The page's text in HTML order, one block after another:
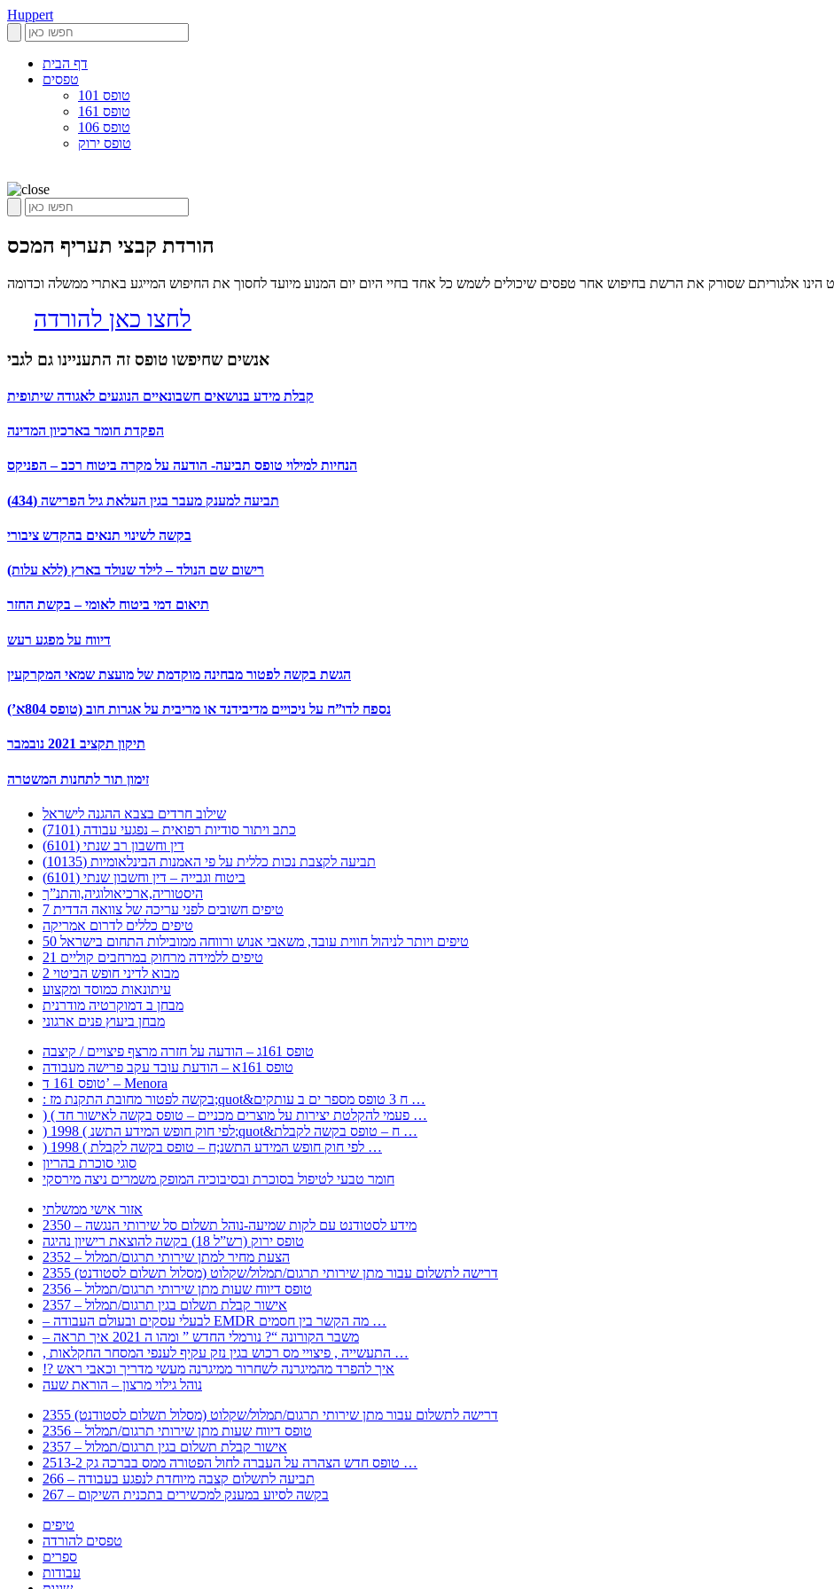
Huppert
דף הבית
טפסים
טופס 101
טופס 161
טופס 106
טופס ירוק
הורדת קבצי תעריף המכס
אלגוריתם שסורק את הרשת בחיפוש אחר טפסים שיכולים לשמש כל אחד בחיי היום יום המנוע מיועד לחסוך את החיפוש המייגע באתרי ממשלה וכדומה
לחצו כאן להורדה
אנשים שחיפשו טופס זה התעניינו גם לגבי
קבלת מידע בנושאים חשבונאיים הנוגעים לאגודה שיתופית
הפקדת חומר בארכיון המדינה
הנחיות למילוי טופס תביעה- הודעה על מקרה ביטוח רכב – הפניקס
תביעה למענק מעבר בגין העלאת גיל הפרישה (434)
בקשה לשינוי תנאים בהקדש ציבורי
רישום שם הנולד – לילד שנולד בארץ (ללא עלות)
תיאום דמי ביטוח לאומי – בקשת החזר
דיווח על מפגע רעש
הגשת בקשה לפטור מבחינה מוקדמת של מועצת שמאי המקרקעין
נספח לדו”ח על ניכויים מדיבידנד או מריבית על אגרות חוב (טופס 804א’)
תיקון תקציב 2021 נובמבר
זימון תור לתחנות המשטרה
שילוב חרדים בצבא ההגנה לישראל
כתב ויתור סודיות רפואית – נפגעי עבודה (7101)
דין וחשבון רב שנתי (6101)
תביעה לקצבת נכות כללית על פי האמנות הבינלאומיות (10135)
ביטוח וגבייה – דין וחשבון שנתי (6101)
היסטוריה,ארכיאולוגיה,והתנ”ך
7 טיפים חשובים לפני עריכה של צוואה הדדית
טיפים כללים לדרום אמריקה
50 טיפים ויותר לניהול חווית עובד, משאבי אנוש ורווחה ממובילות התחום בישראל
21 טיפים ללמידה מרחוק במרחבים קוליים
מבוא לדיני חופש הביטוי 2
עיתונאות כמוסד ומקצוע
מבחן ב דמוקרטיה מודרנית
מבחן ביעוץ פנים ארגוני
טופס 161ג – הודעה על חזרה מרצף פיצויים / קיצבה
טופס 161א – הודעת עובד עקב פרישה מעבודה
טופס 161 ד’ – Menora
: בקשה לפטור מחובת התקנת מז;quot&ח 3 טופס מספר ים ב עותקים …
) ( פעמי להקלטת יצירות על מוצרים מכניים – טופס בקשה לאישור חד …
) 1998 ( לפי חוק חופש המידע התשנ;quot&ח – טופס בקשה לקבלת …
) 1998 ( לפי חוק חופש המידע התשנ;ח – טופס בקשה לקבלת …
סוגי סוכרת בהריון
חומר טבעי לטיפול בסוכרת ובסיבוכיה המופק משמרים ניצה מירסקי
אזור אישי ממשלתי
2350 – מידע לסטודנט עם לקות שמיעה-נוהל תשלום סל שירותי הנגשה
טופס ירוק (רש”ל 18) בקשה להוצאת רישיון נהיגה
2352 – הצעת מחיר למתן שירותי תרגום/תמלול
2355 דרישה לתשלום עבור מתן שירותי תרגום/תמלול/שקלוט (מסלול תשלום לסטודנט)
2356 – טופס דיווח שעות מתן שירותי תרגום/תמלול
2357 – אישור קבלת תשלום בגין תרגום/תמלול
– לבעלי עסקים ובעולם העבודה EMDR מה הקשר בין חסמים …
– משבר הקורונה “? נורמלי החדש ” ומהו ה 2021 איך תראה
, התעשייה , פיצויי מס רכוש בגין נזק עקיף לענפי המסחר החקלאות …
!? איך להפרד מהמיגרנה לשחרור ממיגרנה מעשי מדריך וכאבי ראש
נוהל גילוי מרצון – הוראת שעה
2355 דרישה לתשלום עבור מתן שירותי תרגום/תמלול/שקלוט (מסלול תשלום לסטודנט)
2356 – טופס דיווח שעות מתן שירותי תרגום/תמלול
2357 – אישור קבלת תשלום בגין תרגום/תמלול
2513-2 טופס חדש הצהרה על העברה לחול הפטורה ממס בברכה גק …
266 – תביעה לתשלום קצבה מיוחדת לנפגע בעבודה
267 – בקשה לסיוע במענק למכשירים בתכנית השיקום
טיפים
טפסים להורדה
ספרים
עבודות